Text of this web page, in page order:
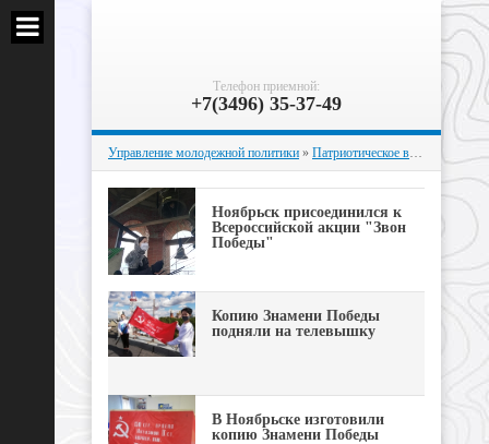
Телефон приемной:
+7(3496) 35-37-49
Управление молодежной политики » Патриотическое воспитание
Ноябрьск присоединился к
Всероссийской акции "Звон
Победы"
Копию Знамени Победы
подняли на телевышку
В Ноябрьске изготовили
копию Знамени Победы